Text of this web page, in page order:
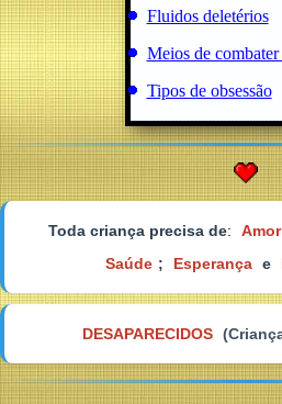
Fluidos deletérios
Meios de combater
Tipos de obsessão
Toda criança precisa de: Amor
Saúde ; Esperança e
DESAPARECIDOS